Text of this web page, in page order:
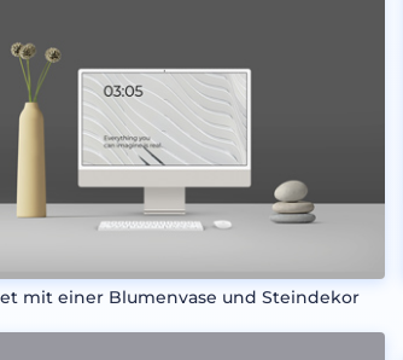
mit einer Blumenvase und Steindekor